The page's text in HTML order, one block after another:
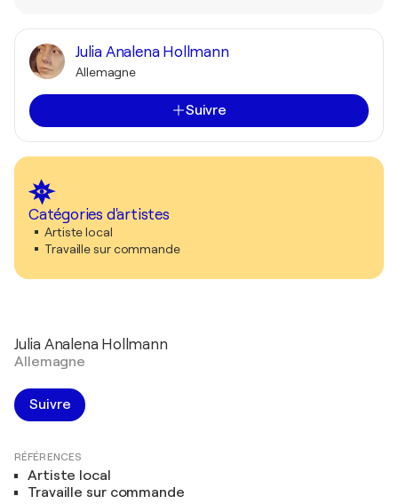
Julia Analena Hollmann
Allemagne
Suivre
Catégories d'artistes
Artiste local
Travaille sur commande
Julia Analena Hollmann
Allemagne
Suivre
RÉFÉRENCES
Artiste local
Travaille sur commande